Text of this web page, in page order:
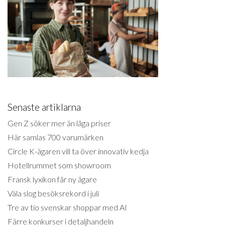
Senaste artiklarna
Gen Z söker mer än låga priser
Här samlas 700 varumärken
Circle K-ägaren vill ta över innovativ kedja
Hotellrummet som showroom
Fransk lyxikon får ny ägare
Väla slog besöksrekord i juli
Tre av tio svenskar shoppar med AI
Färre konkurser i detaljhandeln